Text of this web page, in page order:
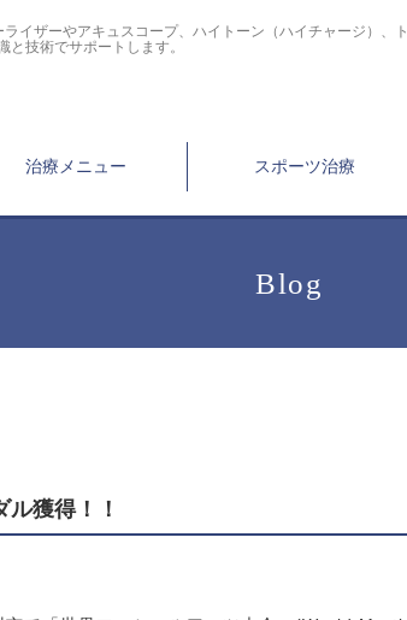
イザーやアキュスコープ、ハイトーン（ハイチャージ）、
技術でサポートします。
治療メニュー スポーツ治療
Blog
獲得！！